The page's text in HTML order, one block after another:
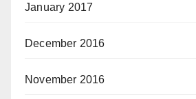
January 2017
December 2016
November 2016